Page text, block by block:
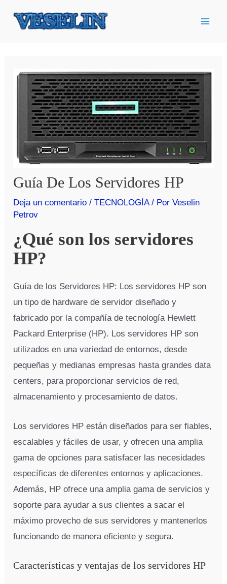
Guía De Los Servidores HP
Deja un comentario /TECNOLOGÍA/ PorVeselin
Petrov
¿Qué son los servidores
HP?
Guía de los Servidores HP: Los servidores HP son
un tipo de hardware de servidor diseñado y
fabricado por la compañía de tecnología Hewlett
Packard Enterprise (HP). Los servidores HP son
utilizados en una variedad de entornos, desde
pequeñas y medianas empresas hasta grandes data
centers, para proporcionar servicios de red,
almacenamiento y procesamiento de datos.
Los servidores HP están diseñados para ser fiables,
escalables y fáciles de usar, y ofrecen una amplia
gama de opciones para satisfacer las necesidades
específicas de diferentes entornos y aplicaciones.
Además, HP ofrece una amplia gama de servicios y
soporte para ayudar a sus clientes a sacar el
máximo provecho de sus servidores y mantenerlos
funcionando de manera eficiente y segura.
Características y ventajas de los servidores HP